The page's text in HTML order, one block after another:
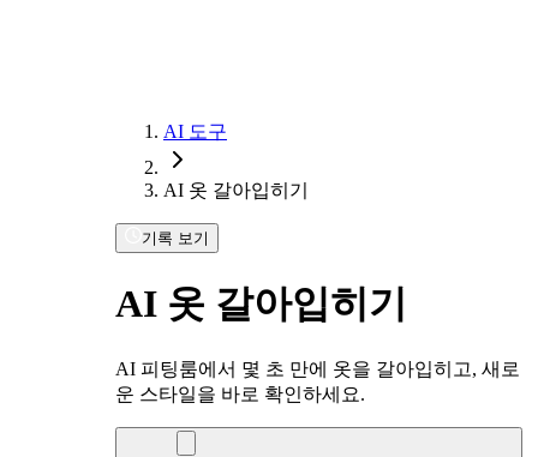
AI 도구
AI 옷 갈아입히기
기록 보기
AI 옷 갈아입히기
AI 피팅룸에서 몇 초 만에 옷을 갈아입히고, 새로
운 스타일을 바로 확인하세요.